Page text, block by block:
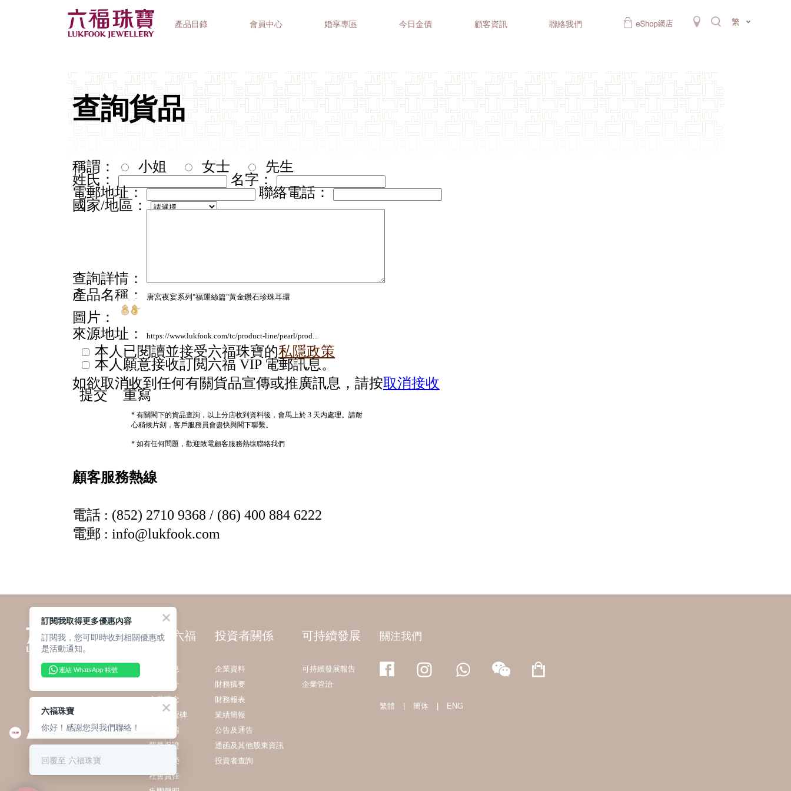
產品目錄 會員中心 婚享專區 今日金價 顧客資訊 聯絡我們 繁
鐘錶品牌 精選禮品
關於六福
最新消息
集團簡介
企業理念
發展里程碑
業務範疇
質量保證
獎項殊榮
社會責任
投資者關係
企業資料
財務摘要
財務報表
業績簡報
公告及通告
通函及其他股東資訊
投資者查詢
可持續發展
可持續發展報告
企業管治
關注我們
繁體 簡体 ENG
訂閱我取得更多優惠內容
訂閱我，您可即時收到相關優惠或
是活動通知。
連結 WhatsApp 帳號
六福珠寶
你好！感謝您與我們聯絡！
回覆至 六福珠寶